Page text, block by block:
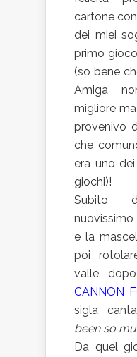
cartone
dei miei
primo
(so bene
Amiga
migliore
provenivo
che
era uno
giochi)!
Subito
nuovissimo
e la
poi
valle
CANNON
sigla
been so
Da quel